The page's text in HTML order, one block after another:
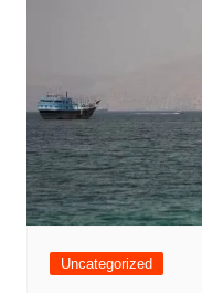
Uncategorized